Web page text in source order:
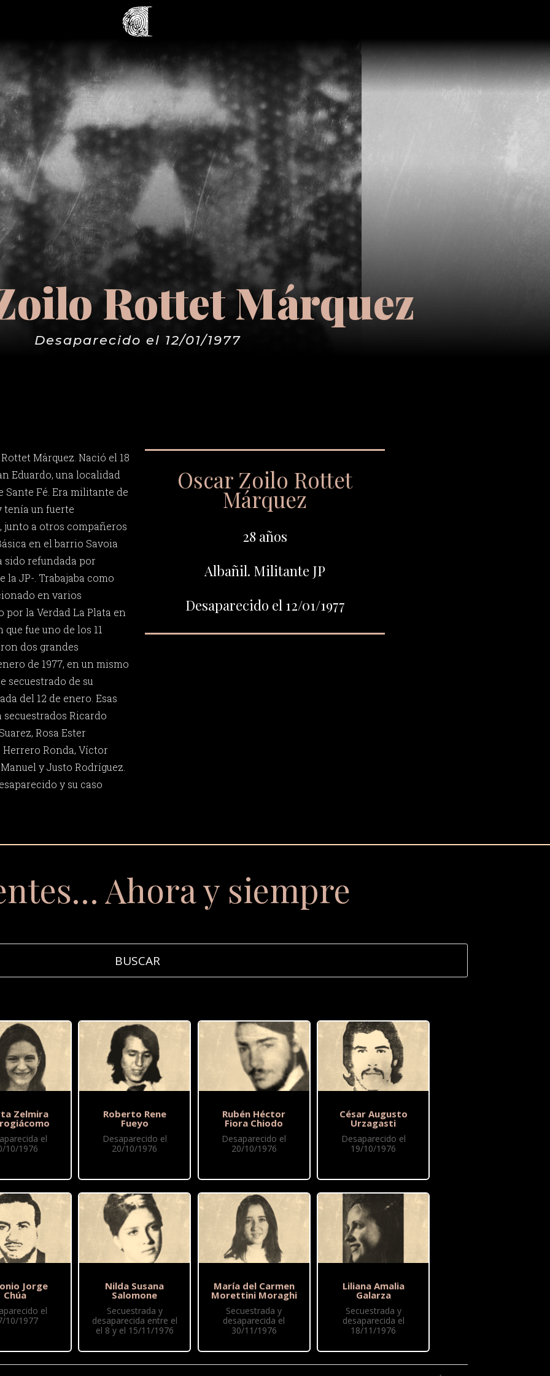
Rottet Márquez
Desaparecido el 12/01/1977
Márquez. Nació el 18
Eduardo, una localidad
Sante Fé. Era militante de
tenía un fuerte
a otros compañeros
en el barrio Savoia
sido refundada por
la JP-. Trabajaba como
en varios
la Verdad La Plata en
fue uno de los 11
dos grandes
de 1977, en un mismo
secuestrado de su
del 12 de enero. Esas
Ricardo
Rosa Ester
Ronda, Víctor
y Justo Rodríguez.
y su caso
Oscar Zoilo Rottet
Márquez
28 años
Albañil. Militante JP
Desaparecido el 12/01/1977
Ahora y siempre
Zelmira
el
10/1976
Jorge
Chúa
el
10/1977
Roberto Rene
Fueyo
Desaparecido el
20/10/1976
Nilda Susana
Salomone
Secuestrada y
desaparecida entre el
el 8 y el 15/11/1976
Rubén Héctor
Fiora Chiodo
Desaparecido el
20/10/1976
María del Carmen
Morettini Moraghi
Secuestrada y
desaparecida el
30/11/1976
César Augusto
Urzagasti
Desaparecido el
19/10/1976
Liliana Amalia
Galarza
Secuestrada y
desaparecida el
18/11/1976